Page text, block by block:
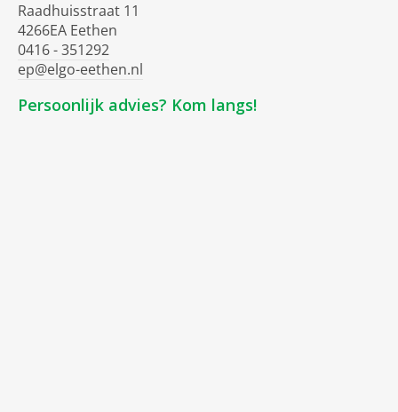
Raadhuisstraat 11
4266EA Eethen
0416 - 351292
ep@elgo-eethen.nl
Persoonlijk advies? Kom langs!